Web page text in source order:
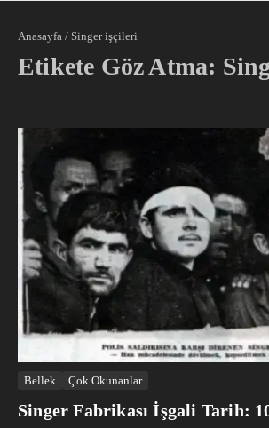
Anasayfa / Singer işçileri
Etikete Göz Atma:
Bellek Çok Okunanlar
Singer Fabrikası İşgali Tarih: